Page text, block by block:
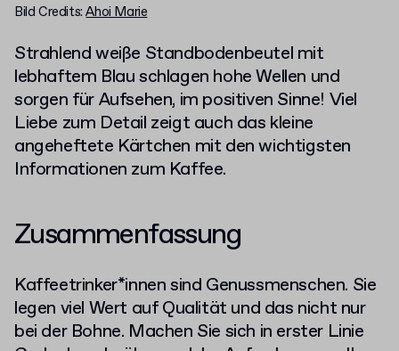
Bild Credits:Ahoi Marie
Strahlend weiße Standbodenbeutel mit
lebhaftem Blau schlagen hohe Wellen und
sorgen für Aufsehen, im positiven Sinne! Viel
Liebe zum Detail zeigt auch das kleine
angeheftete Kärtchen mit den wichtigsten
Informationen zum Kaffee.
Zusammenfassung
Kaffeetrinker*innen sind Genussmenschen. Sie
legen viel Wert auf Qualität und das nicht nur
bei der Bohne. Machen Sie sich in erster Linie